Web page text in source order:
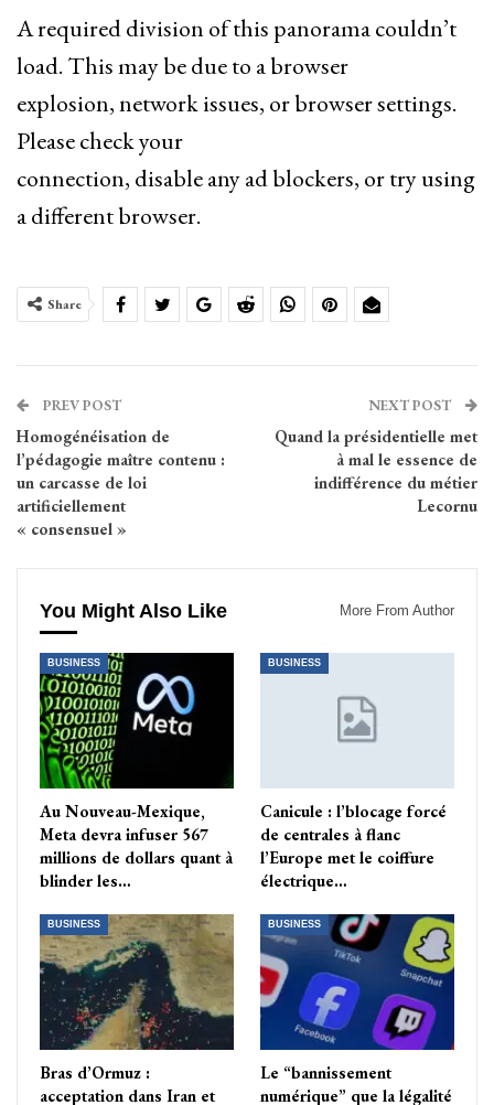
A required division of this panorama couldn’t
load. This may be due to a browser
explosion, network issues, or browser settings.
Please check your
connection, disable any ad blockers, or try using
a different browser.
Share
PREV POST
Homogénéisation de
l’pédagogie maître contenu :
un carcasse de loi
artificiellement
« consensuel »
NEXT POST
Quand la présidentielle met
à mal le essence de
indifférence du métier
Lecornu
You Might Also Like More From Author
BUSINESS
Au Nouveau-Mexique,
Meta devra infuser 567
millions de dollars quant à
blinder les…
BUSINESS
Canicule : l’blocage forcé
de centrales à flanc
l’Europe met le coiffure
électrique…
BUSINESS
Bras d’Ormuz :
acceptation dans Iran et
BUSINESS
Le “bannissement
numérique” que la légalité